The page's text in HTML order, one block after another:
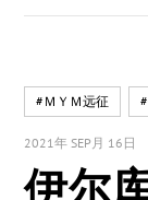
#ＭＹＭ远征
2021年 SEP月 16日
伊尔